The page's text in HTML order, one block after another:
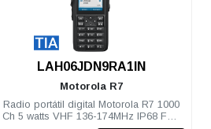
LAH06JDN9RA1IN
Motorola R7
Radio portátil digital Motorola R7 1000
Ch 5 watts VHF 136-174MHz IP68 FKP